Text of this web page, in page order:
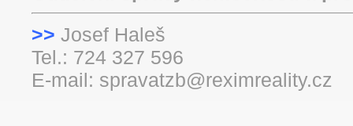
>> Josef Haleš
Tel.: 724 327 596
E-mail: